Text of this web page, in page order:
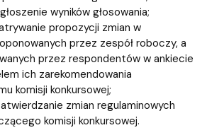
wyników głosowania;
propozycji zmian w
przez zespół roboczy, a
przez respondentów w ankiecie
ich zarekomendowania
komisji konkursowej;
zmian regulaminowych
komisji konkursowej.